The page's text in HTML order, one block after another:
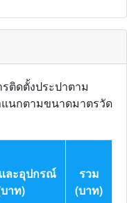
ติดตั้งประปาตาม
แนกตามขนาดมาตรวัด
ละอุปกรณ์
าท)
รวม
(บาท)